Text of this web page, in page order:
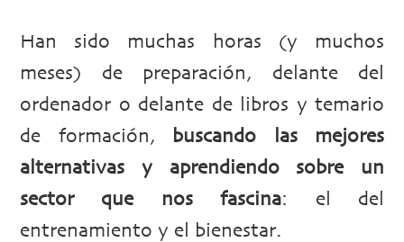
Han sido muchas horas (y muchos
meses) de preparación, delante del
ordenador o delante de libros y temario
de formación,
buscando las mejores
alternativas y aprendiendo sobre un
sector que nos fascina: el del
entrenamiento y el bienestar.